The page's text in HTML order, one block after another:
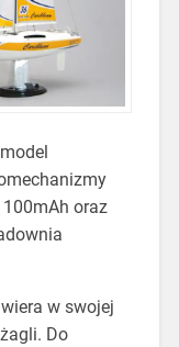
oraz
w swojej
Do